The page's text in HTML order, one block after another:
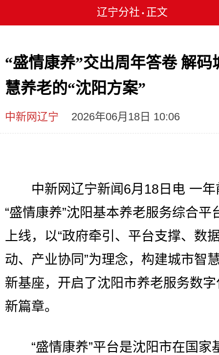
辽宁分社 • 正文
“盛情康养”交出周年答卷 解码
慧养老的“沈阳方案”
中新网辽宁 2026年06月18日 10:06
中新网辽宁新闻6月18日电 一年
“盛情康养”沈阳基本养老服务综合平
上线，以“政府牵引、平台支撑、数
动、产业协同”为理念，构建城市智
新基座，开启了沈阳市养老服务数
新篇章。
“盛情康养”平台是沈阳市在国家